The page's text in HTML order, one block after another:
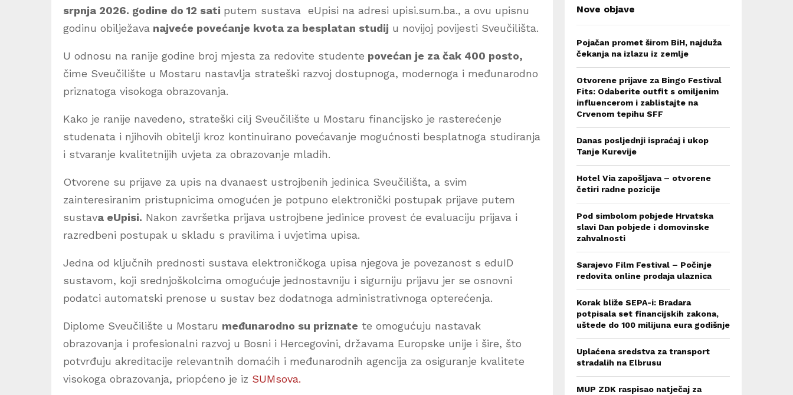
srpnja 2026. godine do 12 sati putem sustava eUpisi na adresi upisi.sum.ba., a ovu upisnu
godinu obilježava najveće povećanje kvota za besplatan studij u novijoj povijesti Sveučilišta.
U odnosu na ranije godine broj mjesta za redovite studente povećan je za čak 400 posto,
čime Sveučilište u Mostaru nastavlja strateški razvoj dostupnoga, modernoga i međunarodno
priznatoga visokoga obrazovanja.
Kako je ranije navedeno, strateški cilj Sveučilište u Mostaru financijsko je rasterećenje
studenata i njihovih obitelji kroz kontinuirano povećavanje mogućnosti besplatnoga studiranja
i stvaranje kvalitetnijih uvjeta za obrazovanje mladih.
Otvorene su prijave za upis na dvanaest ustrojbenih jedinica Sveučilišta, a svim
zainteresiranim pristupnicima omogućen je potpuno elektronički postupak prijave putem
sustava eUpisi. Nakon završetka prijava ustrojbene jedinice provest će evaluaciju prijava i
razredbeni postupak u skladu s pravilima i uvjetima upisa.
Jedna od ključnih prednosti sustava elektroničkoga upisa njegova je povezanost s eduID
sustavom, koji srednjoškolcima omogućuje jednostavniju i sigurniju prijavu jer se osnovni
podatci automatski prenose u sustav bez dodatnoga administrativnoga opterećenja.
Diplome Sveučilište u Mostaru međunarodno su priznate te omogućuju nastavak
obrazovanja i profesionalni razvoj u Bosni i Hercegovini, državama Europske unije i šire, što
potvrđuju akreditacije relevantnih domaćih i međunarodnih agencija za osiguranje kvalitete
visokoga obrazovanja, priopćeno je iz SUMsova.
Nove objave
Pojačan promet širom BiH, najduža
čekanja na izlazu iz zemlje
Otvorene prijave za Bingo Festival
Fits: Odaberite outfit s omiljenim
influencerom i zablistajte na
Crvenom tepihu SFF
Danas posljednji ispraćaj i ukop
Tanje Kurevije
Hotel Via zapošljava – otvorene
četiri radne pozicije
Pod simbolom pobjede Hrvatska
slavi Dan pobjede i domovinske
zahvalnosti
Sarajevo Film Festival – Počinje
redovita online prodaja ulaznica
Korak bliže SEPA-i: Bradara
potpisala set financijskih zakona,
uštede do 100 milijuna eura godišnje
Uplaćena sredstva za transport
stradalih na Elbrusu
MUP ZDK raspisao natječaj za